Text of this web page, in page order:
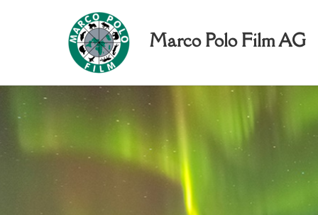
Marco Polo Film AG